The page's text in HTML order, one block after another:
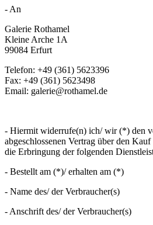
- An
Galerie Rothamel
Kleine Arche 1A
99084 Erfurt
Telefon: +49 (361) 5623396
Fax: +49 (361) 5623498
Email: galerie@rothamel.de
- Hiermit widerrufe(n) ich/ wir (*) den
abgeschlossenen Vertrag über den
die Erbringung der folgenden
- Bestellt am (*)/ erhalten am (*)
- Name des/ der Verbraucher(s)
- Anschrift des/ der Verbraucher(s)